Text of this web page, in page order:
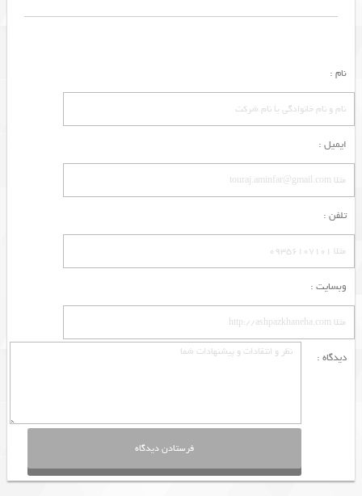
نام :
ایمیل :
تلفن :
وبسایت :
دیدگاه :